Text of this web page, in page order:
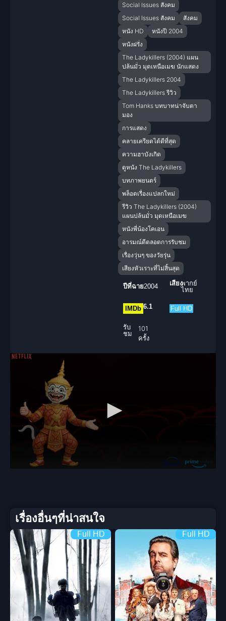
Social Issues สังคม
Social Issues สังคม
สังคม
หนัง HD
หนังปี 2004
หนังฝรั่ง
The Ladykillers (2004) แผน
ปล้นมั่ว มุดเหนือเมฆ นักแสดง
The Ladykillers 2004
The Ladykillers รีวิว
Tom Hanks บทบาทน่าจับตา
มอง
การแสดง
คลายเครียดได้ดีที่สุด
ความฮาบังเกิด
ดูหนัง The Ladykillers
บทภาพยนตร์
พล็อตเรื่องแปลกใหม่
รีวิว The Ladykillers (2004)
แผนปล้นมั่ว มุดเหนือเมฆ
หนังพี่น้องโคเอน
อารมณ์ดีตลอดการรับชม
เรื่องวุ่นๆ ของวัยรุ่น
เสียงหัวเราะที่ไม่สิ้นสุด
ปีที่ฉาย2004 เสียงพากย์
ไทย
IMDb 6.1 Full HD
รับ
ชม
101
ครั้ง
เรื่องอื่นๆที่น่าสนใจ
Full HD Full HD